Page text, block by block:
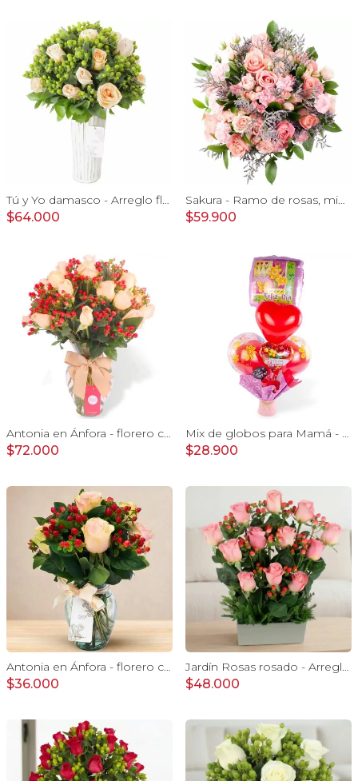
Tú y Yo damasco - Arreglo floral con rosas damasco e hypericum verde
$64.000
Sakura - Ramo de rosas, mini rosas, mini claveles y limonium en tonos rosados
$59.900
Antonia en Ánfora - florero con 18 rosas damasco e hypericum
$72.000
Mix de globos para Mamá - Arreglo de globos con motivo del día de las madres
$28.900
Antonia en Ánfora - florero con 9 rosas damasco e hypericum
$36.000
Jardín Rosas rosado - Arreglo 12 rosas rosadas e hypericum
$48.000